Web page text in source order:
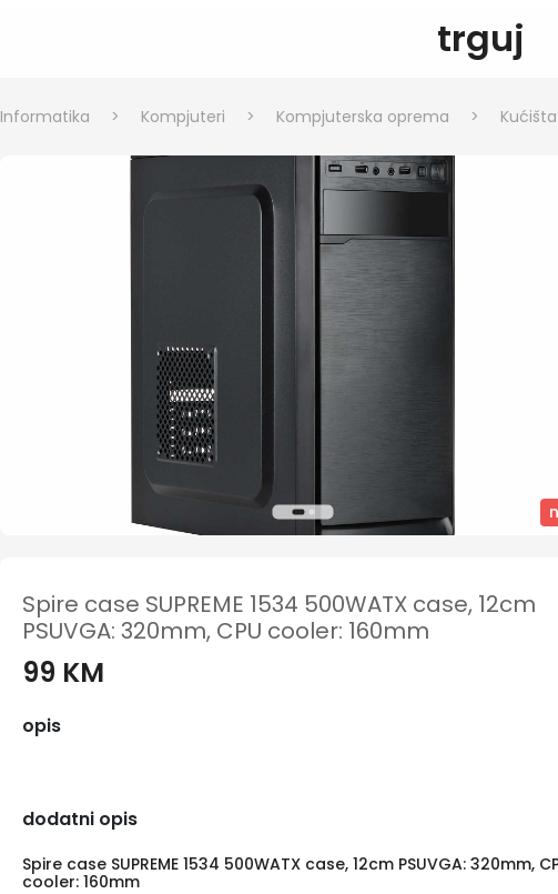
trguj
Informatika > Kompjuteri > Kompjuterska oprema > Kućišta
Spire case SUPREME 1534 500WATX case, 12cm
PSUVGA: 320mm, CPU cooler: 160mm
99 KM
opis
dodatni opis
Spire case SUPREME 1534 500WATX case, 12cm PSUVGA: 320mm,
cooler: 160mm